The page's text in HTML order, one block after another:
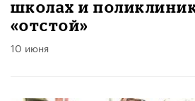
школах и
«отстой»
10 июня